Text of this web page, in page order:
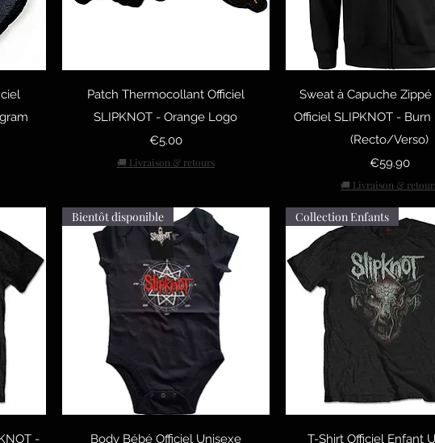
Quick View
Patch Thermocollant Officiel
SLIPKNOT - Orange Logo
Price
€5.00
🚚 Livraison & retours
Quick View
Sweat à Capuche
Officiel SLIPKNOT - Burn
(Recto/Verso)
Price
€59.90
🚚 Livraison &
-
Quick View
Bientôt disponible
Body Bébé Officiel Unisexe
Quick View
Collection Enfants
T-Shirt Officiel Enfant